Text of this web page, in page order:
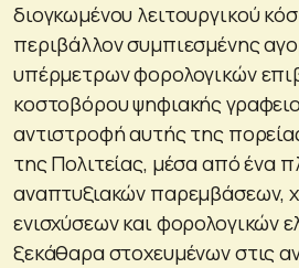
διογκωμένου λειτουργικού
περιβάλλον συμπιεσμένης
υπέρμετρων φορολογικών
κοστοβόρου ψηφιακής
αντιστροφή αυτής της
της Πολιτείας, μέσα από ένα
αναπτυξιακών παρεμβάσεων,
ενισχύσεων και φορολογικών
ξεκάθαρα στοχευμένων στις